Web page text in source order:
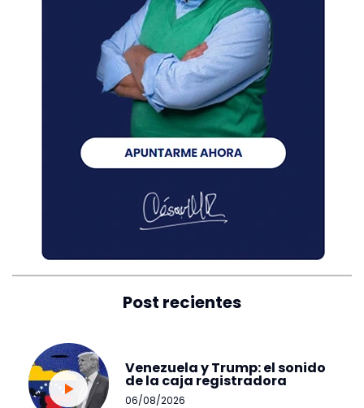
Post recientes
Venezuela y Trump: el sonido
de la caja registradora
06/08/2026